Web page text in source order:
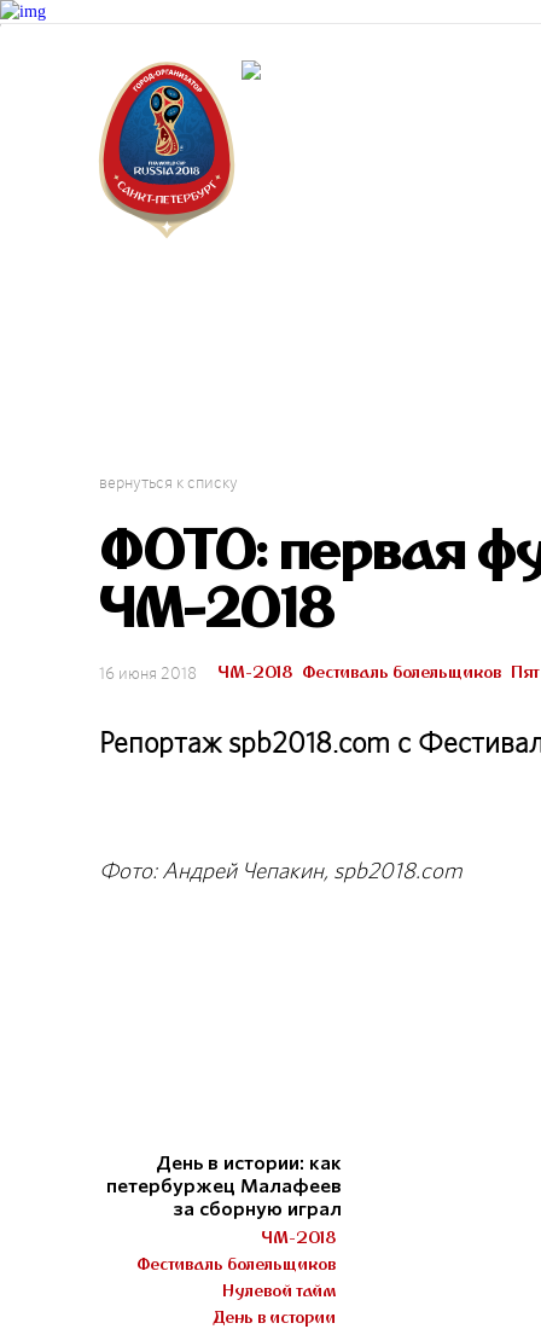
вернуться к списку
ФОТО: первая
ЧМ-2018
16 июня 2018 ЧМ-2018 Фестиваль болельщиков
Репортаж spb2018.com с
Фото: Андрей Чепакин, spb2018.com
День в истории: как
петербуржец Малафеев
за сборную играл
ЧМ-2018
Фестиваль болельщиков
Нулевой тайм
День в истории